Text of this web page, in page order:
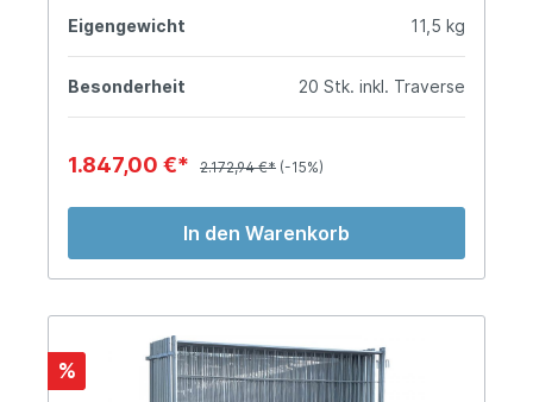
Eigengewicht 11,5 kg
Besonderheit 20 Stk. inkl. Traverse
1.847,00 €* 2.172,94 €* (-15%)
In den Warenkorb
%